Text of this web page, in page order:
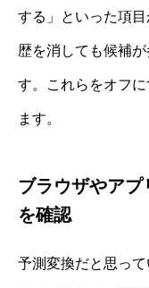
する」といった項
歴を消しても候補
す。これらをオフ
ます。
ブラウザやア
を確認
予測変換だと思っ